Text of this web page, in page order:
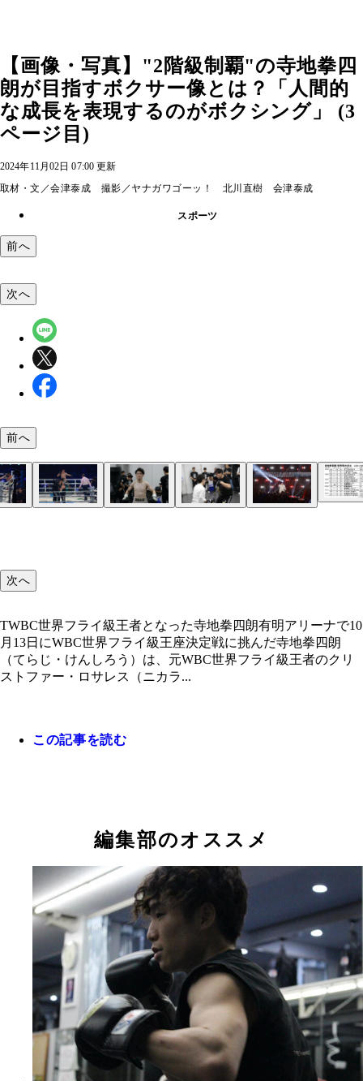
【画像・写真】"2階級制覇"の寺地拳四
朗が目指すボクサー像とは？「人間的
な成長を表現するのがボクシング」 (3
ページ目)
2024年11月02日 07:00 更新
取材・文／会津泰成 撮影／ヤナガワゴーッ！ 北川直樹 会津泰成
スポーツ
前へ
所にあるお気に入りのベーカリーに向かった
次へ
前へ
次へ
TWBC世界フライ級王者となった寺地拳四朗有明アリーナで10
月13日にWBC世界フライ級王座決定戦に挑んだ寺地拳四朗
（てらじ・けんしろう）は、元WBC世界フライ級王者のクリ
ストファー・ロサレス（ニカラ...
この記事を読む
編集部のオススメ